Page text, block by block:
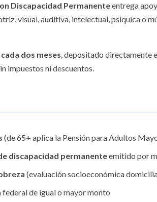
Discapacidad Permanenteentrega
visual, auditiva, intelectual, psíquica o
dos meses, depositado directamente
impuestos ni descuentos.
(de 65+ aplica la Pensión para Adultos
discapacidad permanenteemitido por
(evaluación socioeconómica
de igual o mayor monto